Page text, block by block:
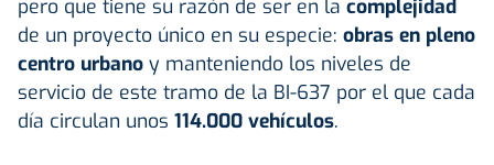
pero que tiene su razón de ser en la complejidad
de un proyecto único en su especie: obras en pleno
centro urbano y manteniendo los niveles de
servicio de este tramo de la BI-637 por el que cada
día circulan unos 114.000 vehículos.